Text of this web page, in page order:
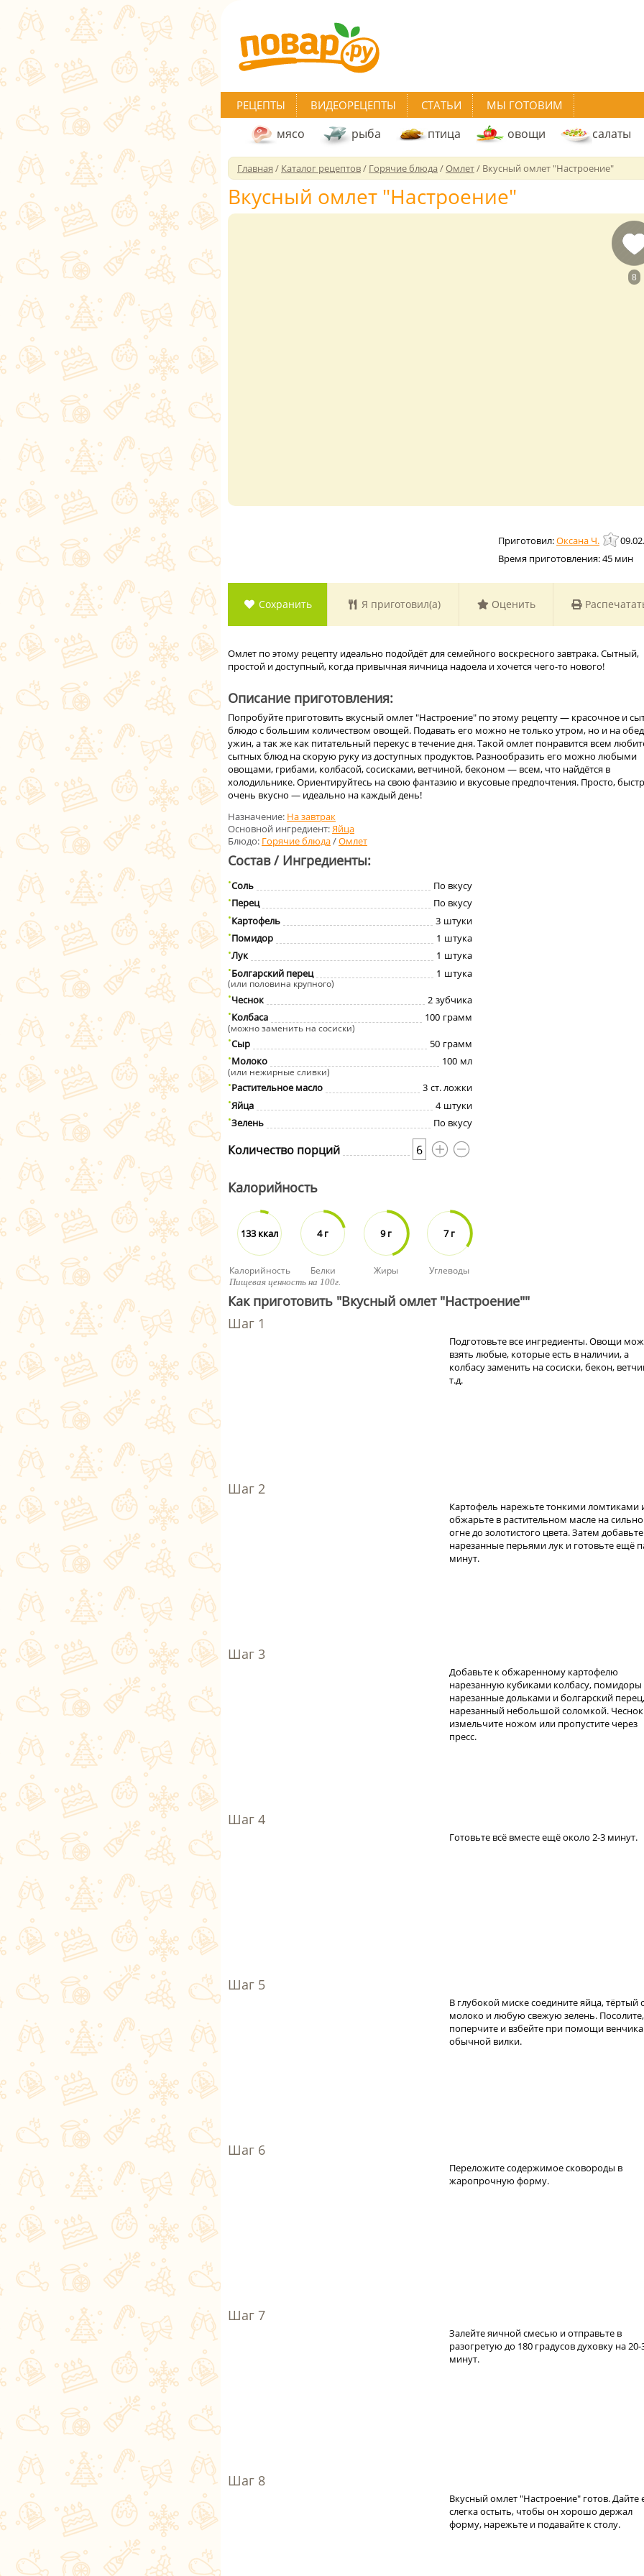
РЕЦЕПТЫ ВИДЕОРЕЦЕПТЫ СТАТЬИ МЫ ГОТОВИМ
мясо рыба птица овощи салаты
Главная / Каталог рецептов/ Горячие блюда/Омлет/ Вкусный омлет "Настроение"
Вкусный омлет "Настроение"
8
Оксана Ч.
Время приготовления:45 мин
Сохранить Я приготовил(а) Оценить
Омлет по этому рецепту идеально подойдёт для семейного воскресного завтрака. Сытный,
простой и доступный, когда привычная яичница надоела и хочется чего-то нового!
Описание приготовления:
Попробуйте приготовить вкусный омлет "Настроение" по этому рецепту — красочное и
блюдо с большим количеством овощей. Подавать его можно не только утром, но и на
ужин, а так же как питательный перекус в течение дня. Такой омлет понравится всем
сытных блюд на скорую руку из доступных продуктов. Разнообразить его можно любыми
овощами, грибами, колбасой, сосисками, ветчиной, беконом — всем, что найдётся в
холодильнике. Ориентируйтесь на свою фантазию и вкусовые предпочтения. Просто,
очень вкусно — идеально на каждый день!
Назначение: На завтрак
Основной ингредиент:Яйца
Блюдо: Горячие блюда/Омлет
Состав / Ингредиенты:
Соль
По вкусу
Перец
По вкусу
Картофель
3 штуки
Помидор
1 штука
Лук
1 штука
Болгарский перец
1 штука
(или половина крупного)
Чеснок 2 зубчика
Колбаса
100 грамм
(можно заменить на сосиски)
Сыр 50 грамм
Молоко
100 мл
(или нежирные сливки)
Растительное масло 3 ст. ложки
Яйца
4 штуки
Зелень
По вкусу
Количество порций 6
Калорийность
133 ккал
Калорийность
4 г
Белки
9 г
Жиры
7 г
Углеводы
Пищевая ценность на 100г.
Как приготовить "Вкусный омлет "Настроение""
Подготовьте все ингредиенты. Овощи
взять любые, которые есть в наличии, а
колбасу заменить на сосиски, бекон,
т.д.
Картофель нарежьте тонкими ломтиками
обжарьте в растительном масле на
огне до золотистого цвета. Затем добавьте
нарезанные перьями лук и готовьте ещё
минут.
Добавьте к обжаренному картофелю
нарезанную кубиками колбасу, помидоры
нарезанные дольками и болгарский перец,
нарезанный небольшой соломкой. Чеснок
измельчите ножом или пропустите через
пресс.
Готовьте всё вместе ещё около 2-3 минут.
В глубокой миске соедините яйца, тёртый
молоко и любую свежую зелень. Посолите,
поперчите и взбейте при помощи
обычной вилки.
Переложите содержимое сковороды в
жаропрочную форму.
Залейте яичной смесью и отправьте в
разогретую до 180 градусов духовку на 20-
минут.
Вкусный омлет "Настроение" готов. Дайте
слегка остыть, чтобы он хорошо держал
форму, нарежьте и подавайте к столу.